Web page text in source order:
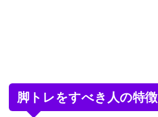
脚トレをすべき人の特徴